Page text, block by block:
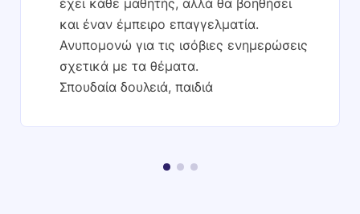
έχει κάθε μαθητής, αλλά θα βοηθήσει
και έναν έμπειρο επαγγελματία.
Ανυπομονώ για τις ισόβιες ενημερώσεις
σχετικά με τα θέματα.
Σπουδαία δουλειά, παιδιά